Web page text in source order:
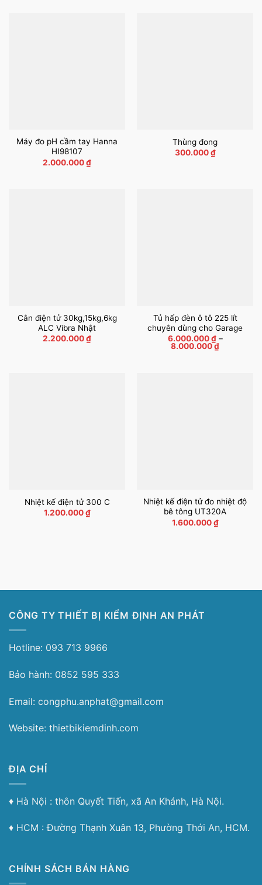
Máy đo pH cầm tay Hanna
HI98107
2.000.000₫
Thùng đong
300.000₫
Cân điện tử 30kg,15kg,6kg
ALC Vibra Nhật
2.200.000₫
Tủ hấp đèn ô tô 225 lít
chuyên dùng cho Garage
6.000.000₫ –
8.000.000₫Khoảng
Nhiệt kế điện tử 300 C
1.200.000₫
Nhiệt kế điện tử đo nhiệt độ
bê tông UT320A
1.600.000₫
CÔNG TY THIẾT BỊ KIỂM ĐỊNH AN PHÁT
Hotline: 093 713 9966
Bảo hành: 0852 595 333
Email: congphu.anphat@gmail.com
Website: thietbikiemdinh.com
ĐỊA CHỈ
♦︎ Hà Nội : thôn Quyết Tiến, xã An Khánh, Hà Nội.
♦︎ HCM : Đường Thạnh Xuân 13, Phường Thới An, HCM.
CHÍNH SÁCH BÁN HÀNG